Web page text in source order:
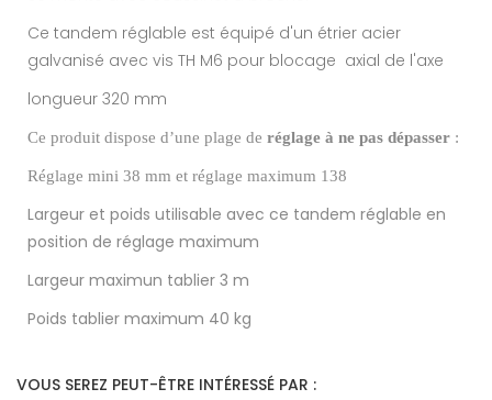
Ce tandem réglable est équipé d'un étrier acier
galvanisé avec vis TH M6 pour blocage axial de l'axe
longueur 320 mm
Ce produit dispose d’une plage de réglage à ne pas dépasser :
Réglage mini 38 mm et réglage maximum 138
Largeur et poids utilisable avec ce tandem réglable en
position de réglage maximum
Largeur maximun tablier 3 m
Poids tablier maximum 40 kg
VOUS SEREZ PEUT-ÊTRE INTÉRESSÉ PAR :